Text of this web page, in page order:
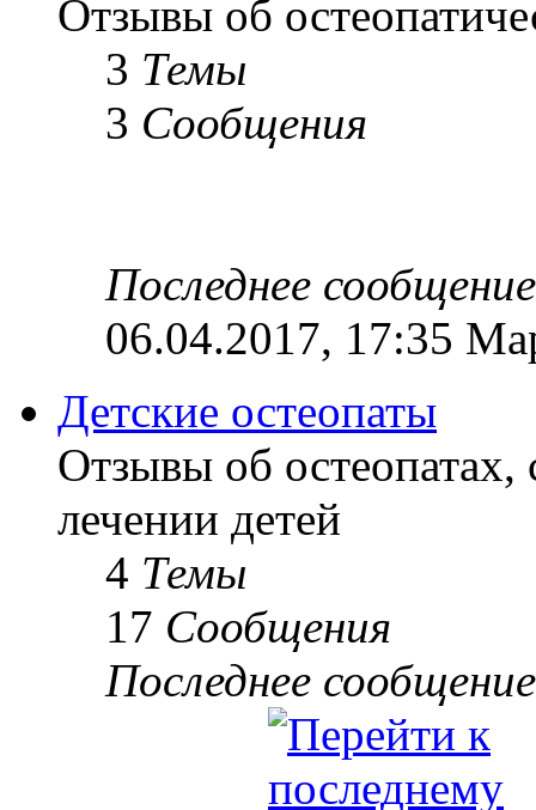
Отзывы об
3 Темы
3 Сообщения
Последнее сообщение
06.04.2017, 17:35
Детские остеопаты
Отзывы об
лечении детей
4 Темы
17 Сообщения
Последнее сообщение